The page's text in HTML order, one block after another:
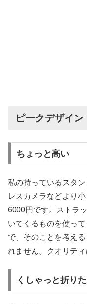
ピークデザイ
ちょっと高い
私の持っているスタ
レスカメラなどより
6000円です。ストラ
いてくるものを使っ
で、そのことを考え
れません。クオリテ
くしゃっと折り